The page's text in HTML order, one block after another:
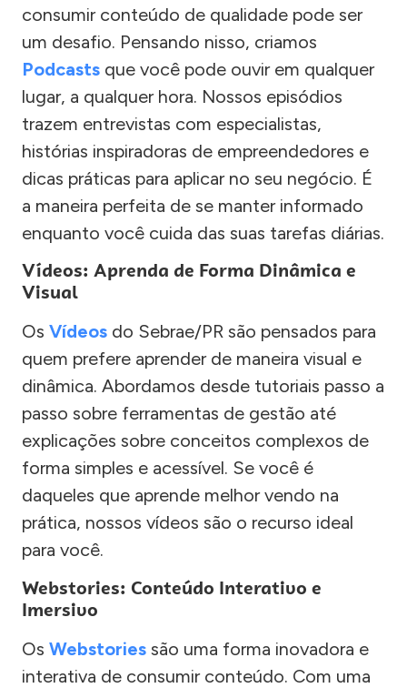
consumir conteúdo de qualidade pode ser
um desafio. Pensando nisso, criamos
Podcasts que você pode ouvir em qualquer
lugar, a qualquer hora. Nossos episódios
trazem entrevistas com especialistas,
histórias inspiradoras de empreendedores e
dicas práticas para aplicar no seu negócio. É
a maneira perfeita de se manter informado
enquanto você cuida das suas tarefas diárias.
Vídeos: Aprenda de Forma Dinâmica e
Visual
Os Vídeos do Sebrae/PR são pensados para
quem prefere aprender de maneira visual e
dinâmica. Abordamos desde tutoriais passo a
passo sobre ferramentas de gestão até
explicações sobre conceitos complexos de
forma simples e acessível. Se você é
daqueles que aprende melhor vendo na
prática, nossos vídeos são o recurso ideal
para você.
Webstories: Conteúdo Interativo e
Imersivo
Os Webstories são uma forma inovadora e
interativa de consumir conteúdo. Com uma